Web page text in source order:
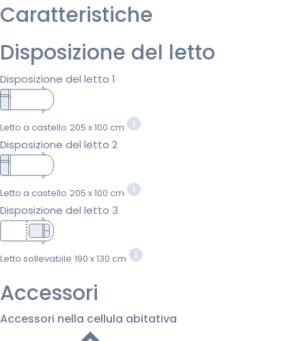
Caratteristiche
Disposizione del letto
Disposizione del letto 1
Letto a castello 205 x 100 cm
Disposizione del letto 2
Letto a castello 205 x 100 cm
Disposizione del letto 3
Letto sollevabile 190 x 130 cm
Accessori
Accessori nella cellula abitativa